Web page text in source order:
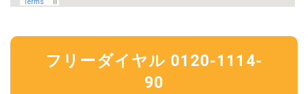
フリーダイヤル 0120-1114-
90